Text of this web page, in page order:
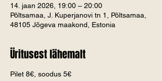
14. jaan 2026, 19:00 – 20:00
Põltsamaa, J. Kuperjanovi tn 1, Põltsamaa,
48105 Jõgeva maakond, Estonia
Üritusest lähemalt
Pilet 8€, soodus 5€